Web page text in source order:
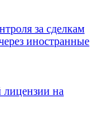
за сделкам
иностранные
лицензии на